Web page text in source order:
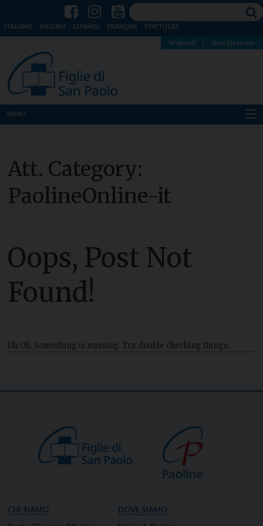
ITALIANO ENGLISH ESPAÑOL FRANÇAIS PORTUGÊS
Webmail Area Riservata
MENU
Dove siamo
Notizie
Media
Att. Category:
PaolineOnline-it
Oops, Post Not
Found!
Uh Oh. Something is missing. Try double checking things.
CHI SIAMO
DOVE SIAMO